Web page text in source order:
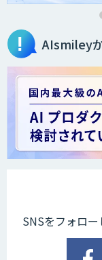
AIsmiley
SNSをフォロ